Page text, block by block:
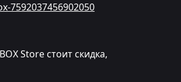
7592037456902050
Store стоит скидка,